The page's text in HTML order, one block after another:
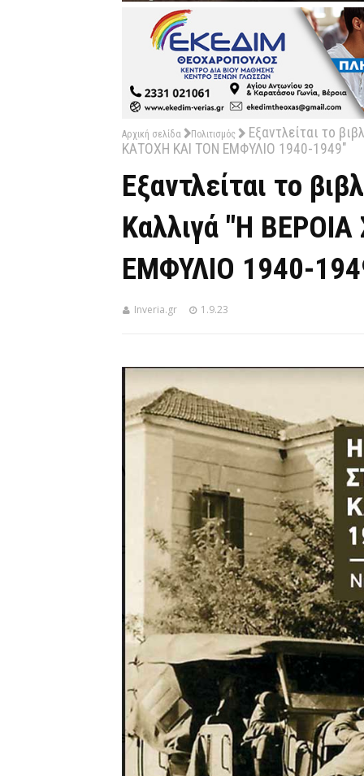
Αρχική σελίδα Πολιτισμός
Εξαντλείται το
ΚΑΤΟΧΗ ΚΑΙ ΤΟΝ ΕΜΦΥΛΙΟ 1940-1949"
Εξαντλείται το
Καλλιγά "Η
ΕΜΦΥΛΙΟ 1940-
Inveria.gr 1.9.23